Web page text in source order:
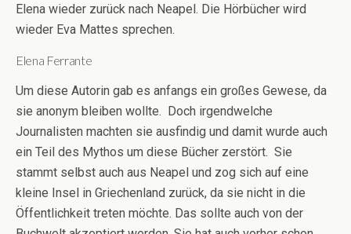
Elena wieder zurück nach Neapel. Die Hörbücher wird
wieder Eva Mattes sprechen.
Elena Ferrante
Um diese Autorin gab es anfangs ein großes Gewese, da
sie anonym bleiben wollte. Doch irgendwelche
Journalisten machten sie ausfindig und damit wurde auch
ein Teil des Mythos um diese Bücher zerstört. Sie
stammt selbst auch aus Neapel und zog sich auf eine
kleine Insel in Griechenland zurück, da sie nicht in die
Öffentlichkeit treten möchte. Das sollte auch von der